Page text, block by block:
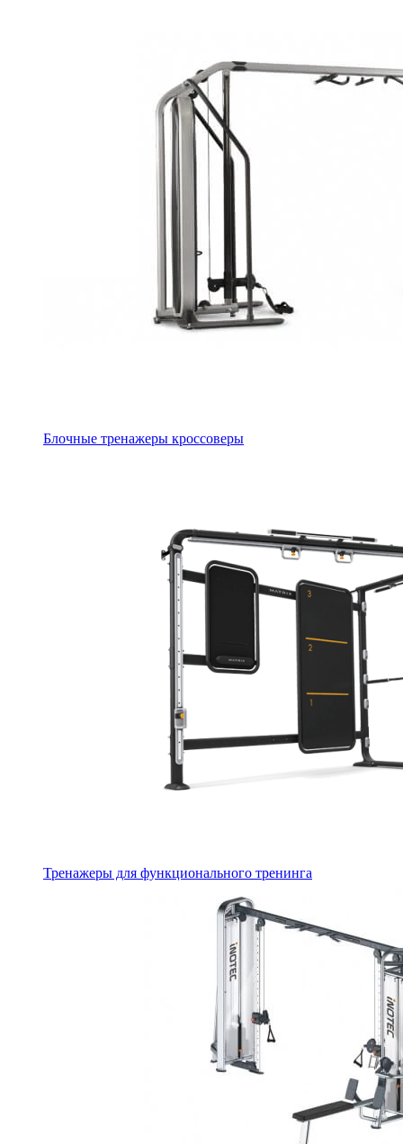
Блочные тренажеры кроссоверы
Тренажеры для функционального тренинга